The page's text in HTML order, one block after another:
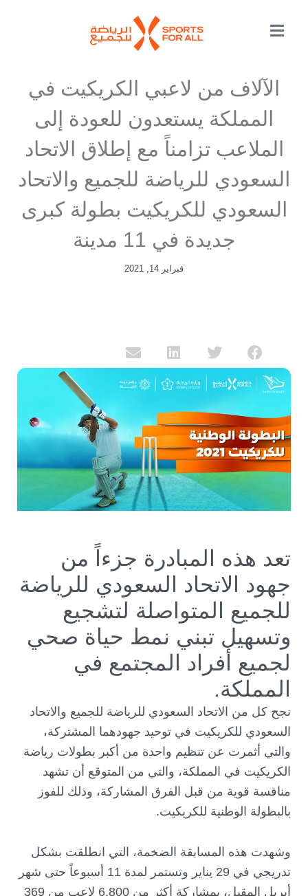
الآلاف من لاعبي الكريكيت في
المملكة يستعدون للعودة إلى
الملاعب تزامناً مع إطلاق الاتحاد
السعودي للرياضة للجميع والاتحاد
السعودي للكريكيت بطولة كبرى
جديدة في 11 مدينة
فبراير 14, 2021
تعد هذه المبادرة جزءاً من
جهود الاتحاد السعودي للرياضة
للجميع المتواصلة لتشجيع
وتسهيل تبني نمط حياة صحي
لجميع أفراد المجتمع في
المملكة.
نجح كل من الاتحاد السعودي للرياضة للجميع والاتحاد
السعودي للكريكيت في توحيد جهودهما المشتركة،
والتي أثمرت عن تنظيم واحدة من أكبر بطولات رياضة
الكريكيت في المملكة، والتي من المتوقع أن تشهد
منافسة قوية من قبل الفرق المشاركة، وذلك للفوز
بالبطولة الوطنية للكريكيت.
وشهدت هذه المسابقة الضخمة، التي انطلقت بشكل
تدريجي في 29 يناير وتستمر لمدة 11 أسبوعاً حتى شهر
أبريل المقبل، بمشاركة أكثر من 6,800 لاعب من 369